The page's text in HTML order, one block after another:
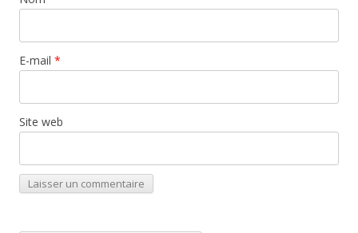
E-mail *
Site web